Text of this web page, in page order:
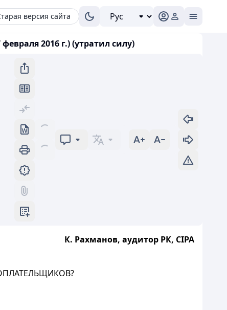
версия сайта
2016 г.) (утратил силу)
К. Рахманов, аудитор РК, СIPA